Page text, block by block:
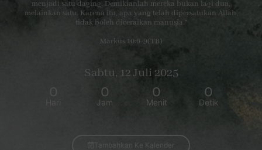
menjadi satu daging. Demikianlah mereka bukan lagi dua,
melainkan satu. Karena itu, apa yang telah dipersatukan Allah,
tidak boleh diceraikan manusia.”
Markus 10:6-9(TB)
Sabtu, 12 Juli 2025
0
Hari
0
Jam
0
Menit
0
Detik
Tambahkan Ke Kalender